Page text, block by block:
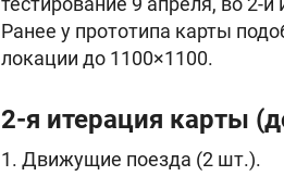
Ранее у прототипа карты
локации до 1100×1100.
2-я итерация карты
1. Движущие поезда (2 шт.).